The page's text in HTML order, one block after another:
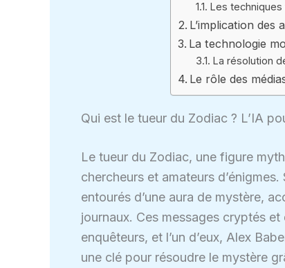
Les techniques
L’implication des
La technologie
La résolution
Le rôle des
Qui est le tueur du Zodiac ? L’IA
Le tueur du Zodiac, une figure
chercheurs et amateurs
entourés d’une aura de mystère,
journaux. Ces messages cryptés
enquêteurs, et l’un d’eux, Alex
une clé pour résoudre le mystère